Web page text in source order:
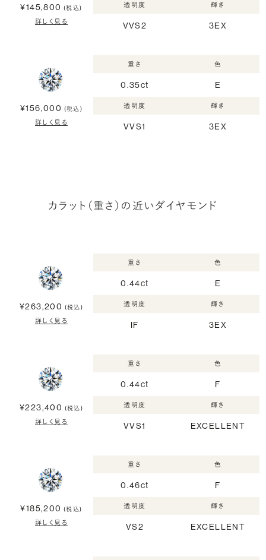
¥145,800 (税込)
詳しく見る
透明度
VVS2
輝き
3EX
¥156,000 (税込)
詳しく見る
重さ
0.35ct
色
E
透明度
VVS1
輝き
3EX
カラット（重さ）の近いダイヤモンド
¥263,200 (税込)
詳しく見る
重さ
0.44ct
色
E
透明度
IF
輝き
3EX
¥223,400 (税込)
詳しく見る
重さ
0.44ct
色
F
透明度
VVS1
輝き
EXCELLENT
¥185,200 (税込)
詳しく見る
重さ
0.46ct
色
F
透明度
VS2
輝き
EXCELLENT